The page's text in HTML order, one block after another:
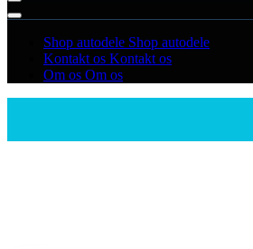
Shop autodele Shop autodele
Kontakt os Kontakt os
Om os Om os